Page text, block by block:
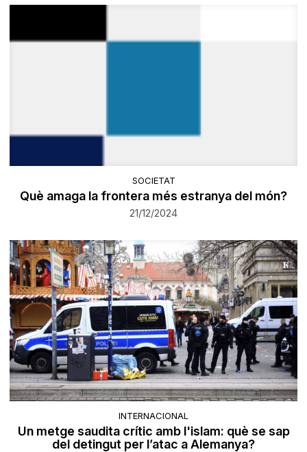
SOCIETAT
Què amaga la frontera més estranya del món?
21/12/2024
INTERNACIONAL
Un metge saudita crític amb l'islam: què se sap
del detingut per l’atac a Alemanya?